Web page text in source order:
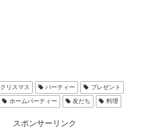
クリスマス パーティー
プレゼント
ホームパーティー 友だち 料理
スポンサーリンク